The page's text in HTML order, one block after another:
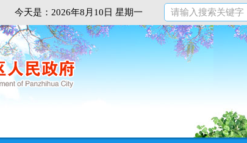
今天是：2026年8月10日 星期一